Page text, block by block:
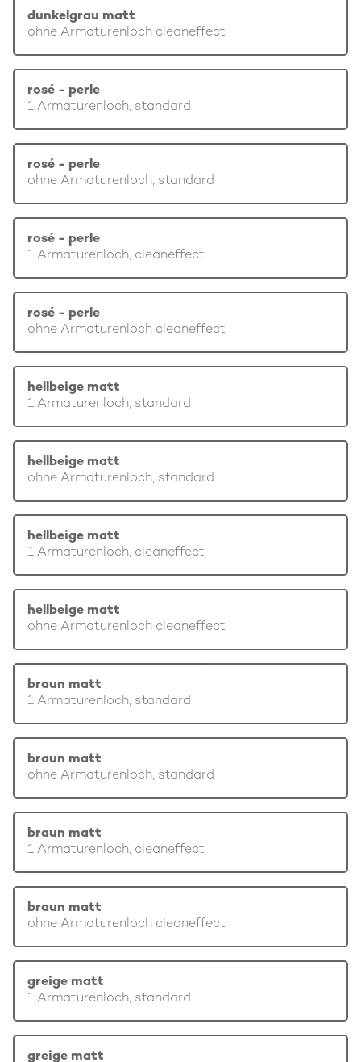
dunkelgrau matt
ohne Armaturenloch cleaneffect
rosé - perle
1 Armaturenloch, standard
rosé - perle
ohne Armaturenloch, standard
rosé - perle
1 Armaturenloch, cleaneffect
rosé - perle
ohne Armaturenloch cleaneffect
hellbeige matt
1 Armaturenloch, standard
hellbeige matt
ohne Armaturenloch, standard
hellbeige matt
1 Armaturenloch, cleaneffect
hellbeige matt
ohne Armaturenloch cleaneffect
braun matt
1 Armaturenloch, standard
braun matt
ohne Armaturenloch, standard
braun matt
1 Armaturenloch, cleaneffect
braun matt
ohne Armaturenloch cleaneffect
greige matt
1 Armaturenloch, standard
greige matt